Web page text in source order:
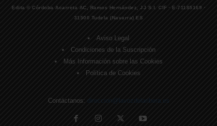
Edita © Córdoba Acarreta AC, Ramos Hernández, JJ S.I. CIF · E-71185169 ·
31500 Tudela (Navarra) ES
Aviso Legal
Condiciones de la Suscripción
Más Información sobre las Cookies
Política de Cookies
Contáctanos: direccion@lavozdelaribera.es